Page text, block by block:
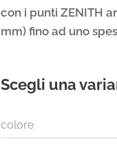
con i punti ZENITH
mm) fino ad uno
Scegli una
colore